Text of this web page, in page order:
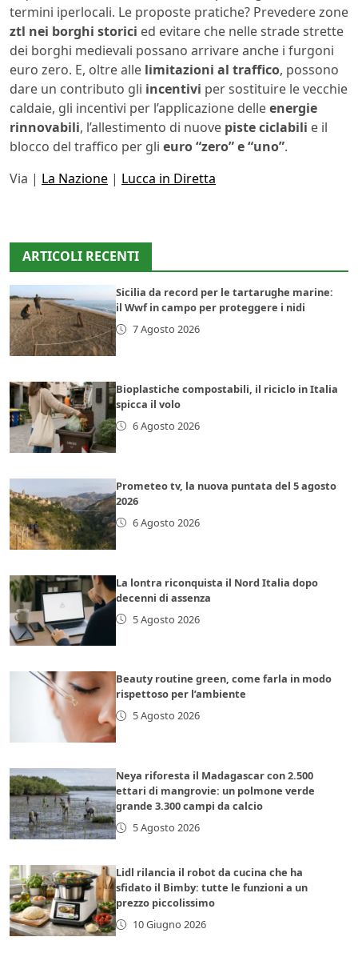
termini iperlocali. Le proposte pratiche? Prevedere zone
ztl nei borghi storici ed evitare che nelle strade strette
dei borghi medievali possano arrivare anche i furgoni
euro zero. E, oltre alle limitazioni al traffico, possono
dare un contributo gli incentivi per sostituire le vecchie
caldaie, gli incentivi per l’applicazione delleenergie
rinnovabili, l’allestimento di nuove piste ciclabili e il
blocco del traffico per gli euro “zero” e “uno”.
Via | La Nazione | Lucca in Diretta
ARTICOLI RECENTI
Sicilia da record per le tartarughe marine:
il Wwf in campo per proteggere i nidi
7 Agosto 2026
Bioplastiche compostabili, il riciclo in Italia
spicca il volo
6 Agosto 2026
Prometeo tv, la nuova puntata del 5 agosto
2026
6 Agosto 2026
La lontra riconquista il Nord Italia dopo
decenni di assenza
5 Agosto 2026
Beauty routine green, come farla in modo
rispettoso per l’ambiente
5 Agosto 2026
Neya riforesta il Madagascar con 2.500
ettari di mangrovie: un polmone verde
grande 3.300 campi da calcio
5 Agosto 2026
Lidl rilancia il robot da cucina che ha
sfidato il Bimby: tutte le funzioni a un
prezzo piccolissimo
10 Giugno 2026